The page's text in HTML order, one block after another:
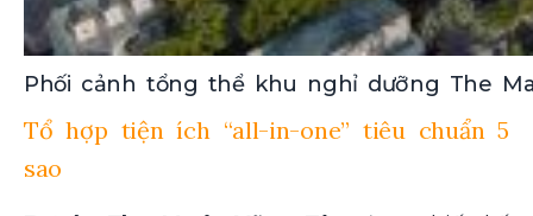
Phối cảnh tổng thể khu nghỉ dưỡng The
Tổ hợp tiện ích “all-in-one” tiêu chuẩn 5
sao